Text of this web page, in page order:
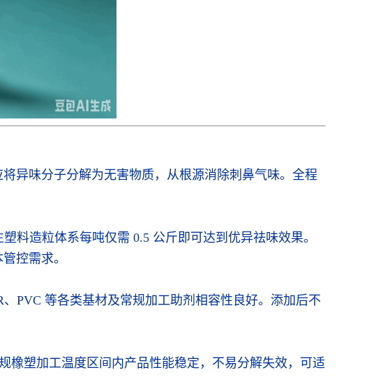
异味分子分解为无害物质，从根源消除刺鼻气味。全程
料造粒体系每吨仅需 0.5 公斤即可达到优异祛味效果。
控需求。
PVC 等各类基材及常规加工助剂相容性良好。添加后不
橡塑加工温度区间内产品性能稳定，不易分解失效，可适